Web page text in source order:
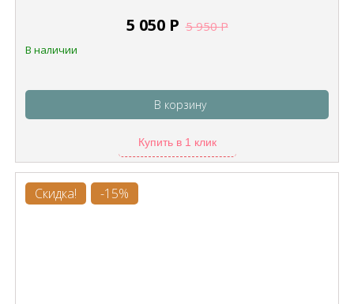
5 050 Р 5 950Р
В наличии
В корзину
Купить в 1 клик
Скидка! -15%